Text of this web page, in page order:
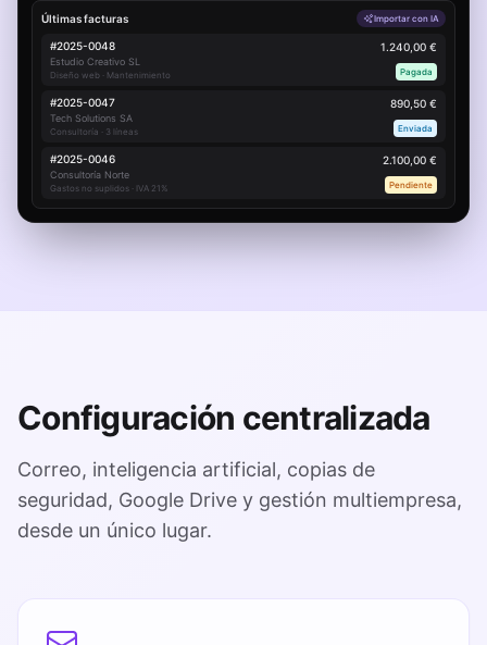
Últimas facturas Importar con IA
#2025-0048
Estudio Creativo SL
Diseño web · Mantenimiento
1.240,00 €
Pagada
#2025-0047
Tech Solutions SA
Consultoría · 3 líneas
890,50 €
Enviada
#2025-0046
Consultoría Norte
Gastos no suplidos · IVA 21%
2.100,00 €
Pendiente
Configuración centralizada
Correo, inteligencia artificial, copias de
seguridad, Google Drive y gestión multiempresa,
desde un único lugar.